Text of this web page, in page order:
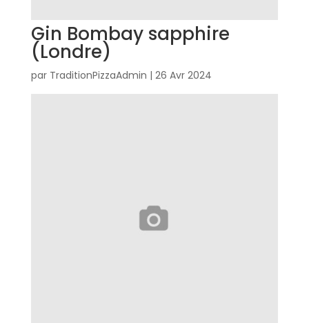
Gin Bombay sapphire
(Londre)
par TraditionPizzaAdmin | 26 Avr 2024